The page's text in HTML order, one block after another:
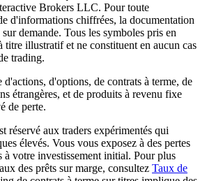
Brokers LLC. Pour toute
d'informations chiffrées, la documentation
demande. Tous les symboles pris en
titre illustratif et ne constituent en aucun cas
trading.
d'options, de contrats à terme, de
étrangères, et de produits à revenu fixe
de perte.
réservé aux traders expérimentés qui
élevés. Vous vous exposez à des pertes
à votre investissement initial. Pour plus
des prêts sur marge, consultez Taux de